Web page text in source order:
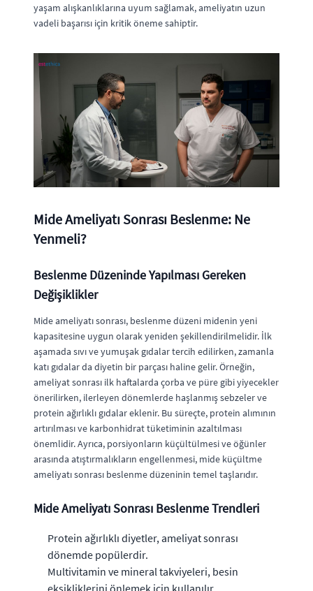
yaşam alışkanlıklarına uyum sağlamak, ameliyatın uzun
vadeli başarısı için kritik öneme sahiptir.
Mide Ameliyatı Sonrası Beslenme: Ne
Yenmeli?
Beslenme Düzeninde Yapılması Gereken
Değişiklikler
Mide ameliyatı sonrası, beslenme düzeni midenin yeni
kapasitesine uygun olarak yeniden şekillendirilmelidir. İlk
aşamada sıvı ve yumuşak gıdalar tercih edilirken, zamanla
katı gıdalar da diyetin bir parçası haline gelir. Örneğin,
ameliyat sonrası ilk haftalarda çorba ve püre gibi yiyecekler
önerilirken, ilerleyen dönemlerde haşlanmış sebzeler ve
protein ağırlıklı gıdalar eklenir. Bu süreçte, protein alımının
artırılması ve karbonhidrat tüketiminin azaltılması
önemlidir. Ayrıca, porsiyonların küçültülmesi ve öğünler
arasında atıştırmalıkların engellenmesi, mide küçültme
ameliyatı sonrası beslenme düzeninin temel taşlarıdır.
Mide Ameliyatı Sonrası Beslenme Trendleri
Protein ağırlıklı diyetler, ameliyat sonrası
dönemde popülerdir.
Multivitamin ve mineral takviyeleri, besin
eksikliklerini önlemek için kullanılır.